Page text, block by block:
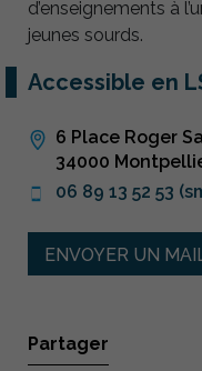
d’enseignements à
jeunes sourds.
Accessible en
6 Place Roger
34000
06 89 13 52 53
ENVOYER UN
Partager